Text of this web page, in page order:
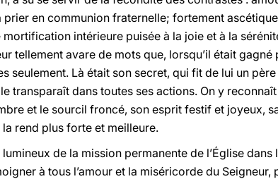
prier en communion fraternelle; fortement
intérieure puisée à la joie et à la
tellement avare de mots que, lorsqu’il était gagné
seulement. Là était son secret, qui fit de lui un
transparaît dans toutes ses actions. On y
et le sourcil froncé, son esprit festif et joyeux,
rend plus forte et meilleure.
de la mission permanente de l’Église dans
à tous l’amour et la miséricorde du Seigneur,